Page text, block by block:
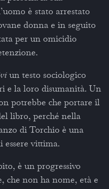
è stato arrestato
donna e in seguito
per un omicidio
un testo sociologico
e la loro disumanità. Un
potrebbe che portare il
libro, perché nella
di Torchio è una
essere vittima.
è un progressivo
che non ha nome, età e